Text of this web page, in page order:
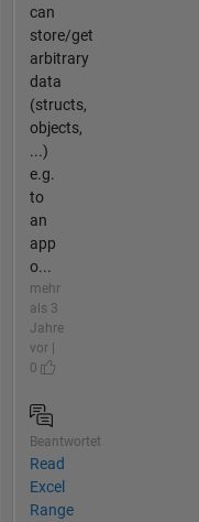
can
store/get
arbitrary
data
(structs,
objects,
...)
e.g.
to
an
app
o...
mehr
als 3
Jahre
vor |
0
Beantwortet
Read
Excel
Range